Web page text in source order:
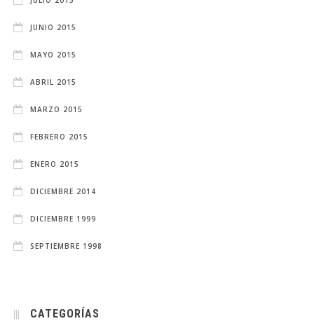
JUNIO 2015
MAYO 2015
ABRIL 2015
MARZO 2015
FEBRERO 2015
ENERO 2015
DICIEMBRE 2014
DICIEMBRE 1999
SEPTIEMBRE 1998
CATEGORÍAS